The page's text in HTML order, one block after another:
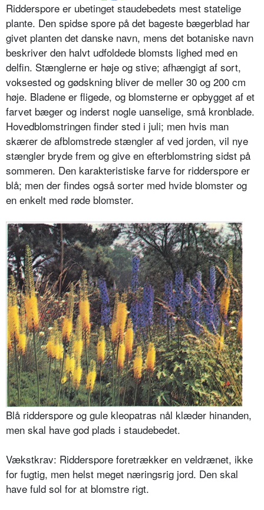
Ridderspore er ubetinget staudebedets mest statelige
plante. Den spidse spore på det bageste bægerblad har
givet planten det danske navn, mens det botaniske navn
beskriver den halvt udfoldede blomsts lighed med en
delfin. Stænglerne er høje og stive; afhæn­gigt af sort,
voksested og gødskning bliver de meller 30 og 200 cm
høje. Bladene er fligede, og blomsterne er opbygget af et
farvet bæger og inderst nogle uanselige, små kronblade.
Ho­vedblomstringen finder sted i juli; men hvis man
skærer de afblomstrede stængler af ved jorden, vil nye
stængler bryde frem og give en efterblomstring sidst på
sommeren. Den karakteristi­ske farve for ridderspore er
blå; men der findes også sorter med hvide blom­ster og
en enkelt med røde blomster.
Blå ridderspore og gule kleopatras nål klæder hinanden,
men skal have god plads i staudebedet.
Vækstkrav: Ridderspore foretrækker en veldrænet, ikke
for fugtig, men helst meget næringsrig jord. Den skal
have fuld sol for at blomstre rigt.